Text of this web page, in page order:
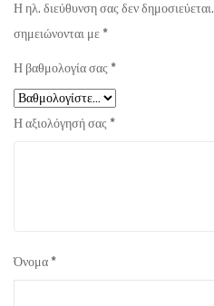
Η ηλ. διεύθυνση σας δεν δημοσιεύεται.
σημειώνονται με *
Η βαθμολογία σας *
Η αξιολόγησή σας *
Όνομα *